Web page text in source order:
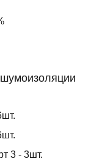
3 - 3шт.